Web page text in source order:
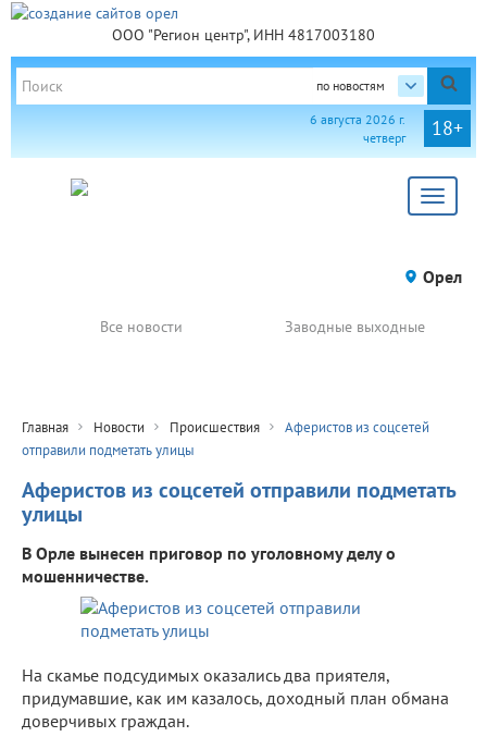
ООО "Регион центр", ИНН 4817003180
по новостям
18+
6 августа 2026 г.
четверг
Toggle
Орел
Все новости Заводные выходные
Главная Новости Происшествия
Аферистов из соцсетей
отправили подметать улицы
Аферистов из соцсетей отправили подметать
улицы
В Орле вынесен приговор по уголовному делу о
мошенничестве.
На скамье подсудимых оказались два приятеля,
придумавшие, как им казалось, доходный план обмана
доверчивых граждан.